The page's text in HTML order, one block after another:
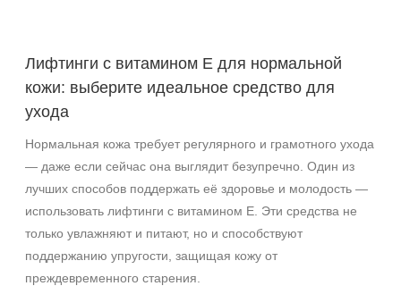
Жирная
Зрелая
Показать еще
Возраст
Любой возраст
Любой возраст (от 18 лет)
После 20
Показать еще
Лифтинги с витамином E для нормальной
кожи: выберите идеальное средство для
ухода
Нормальная кожа требует регулярного и грамотного ухода
— даже если сейчас она выглядит безупречно. Один из
лучших способов поддержать её здоровье и молодость —
использовать лифтинги с витамином E. Эти средства не
только увлажняют и питают, но и способствуют
поддержанию упругости, защищая кожу от
преждевременного старения.